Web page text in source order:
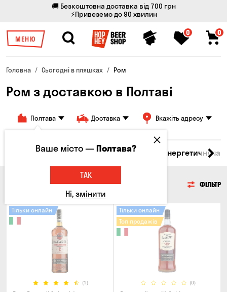
🚚 Безкоштовна доставка від 700 грн
⚡Привеземо до 90 хвилин
МЕНЮ
0 0
Головна Сьогодні в пляшках Ром
Ром з доставкою в Полтаві
Полтава Доставка Вкажіть адресу
Джин Текіла Ром Вода Енергетичні
ФІЛЬТР
(1)
Тільки онлайн
(0)
Тільки онлайн
Топ продажів
Ваше місто —Полтава?
ТАК
Ні, змінити